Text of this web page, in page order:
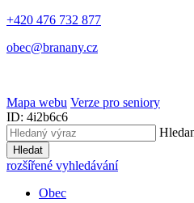
+420 476 732 877
obec@branany.cz
Mapa webu Verze pro seniory
ID: 4i2b6c6
Hledat
rozšířené vyhledávání
Obec